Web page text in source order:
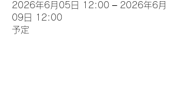
2026年6月05日 12:00 – 2026年6月
09日 12:00
予定